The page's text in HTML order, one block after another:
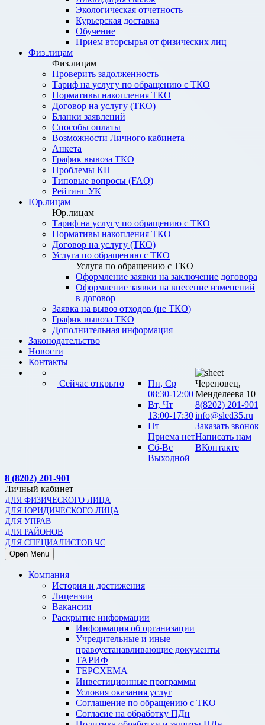
Экологическая отчетность
Курьерская доставка
Обучение
Прием вторсырья от физических лиц
Физ.лицам
Физ.лицам
Проверить задолженность
Тариф на услугу по обращению с ТКО
Нормативы накопления ТКО
Договор на услугу (ТКО)
Бланки заявлений
Способы оплаты
Возможности Личного кабинета
Анкета
График вывоза ТКО
Проблемы КП
Типовые вопросы (FAQ)
Рейтинг УК
Юр.лицам
Юр.лицам
Тариф на услугу по обращению с ТКО
Нормативы накопления ТКО
Договор на услугу (ТКО)
Услуга по обращению с ТКО
Услуга по обращению с ТКО
Оформление заявки на заключение договора
Оформление заявки на внесение изменений
в договор
Заявка на вывоз отходов (не ТКО)
График вывоза ТКО
Дополнительная информация
Законодательство
Новости
Контакты
Сейчас открыто
Пн, Ср
08:30-12:00
Вт, Чт
13:00-17:30
Пт
Приема нет
Сб-Вс
Выходной
Череповец,
Менделеева 10
8(8202) 201-901
info@sled35.ru
Заказать звонок
Написать нам
ВКонтакте
8 (8202) 201-901
Личный кабинет
ДЛЯ ФИЗИЧЕСКОГО ЛИЦА
ДЛЯ ЮРИДИЧЕСКОГО ЛИЦА
ДЛЯ УПРАВ
ДЛЯ РАЙОНОВ
ДЛЯ СПЕЦИАЛИСТОВ ЧС
Open Menu
Компания
История и достижения
Лицензии
Вакансии
Раскрытие информации
Информация об организации
Учредительные и иные
правоустанавливающие документы
ТАРИФ
ТЕРСХЕМА
Инвестиционные программы
Условия оказания услуг
Соглашение по обращению с ТКО
Согласие на обработку ПДн